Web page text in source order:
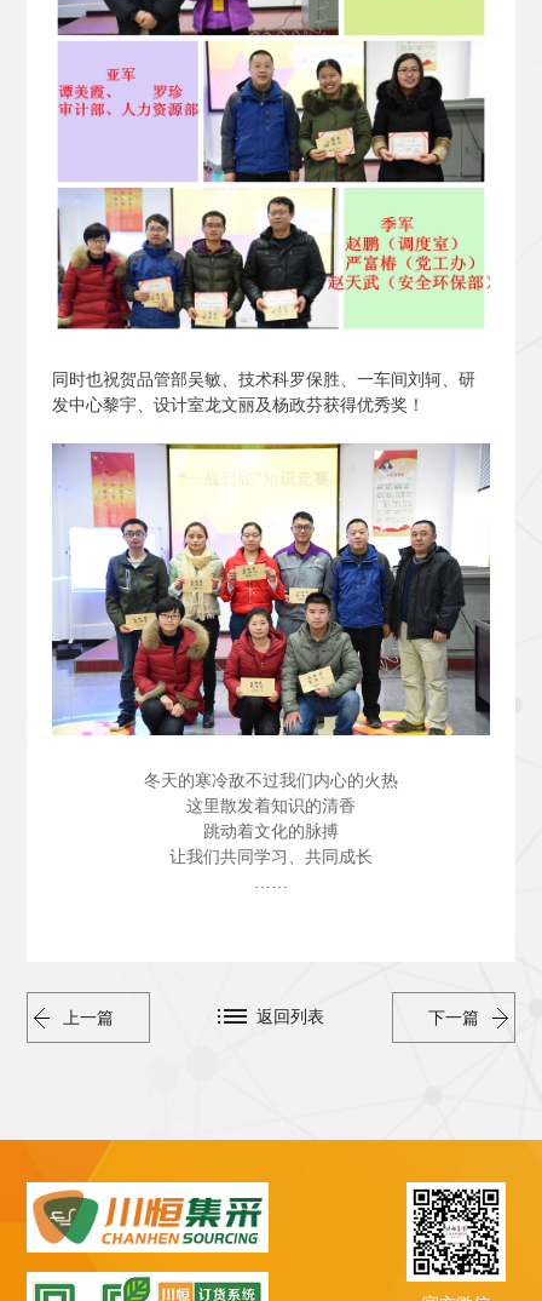
同时也祝贺品管部吴敏、技术科罗保胜、一车间刘轲、研
发中心黎宇、设计室龙文丽及杨政芬获得优秀奖！
冬天的寒冷敌不过我们内心的火热
这里散发着知识的清香
跳动着文化的脉搏
让我们共同学习、共同成长
上一篇 下一篇
返回列表